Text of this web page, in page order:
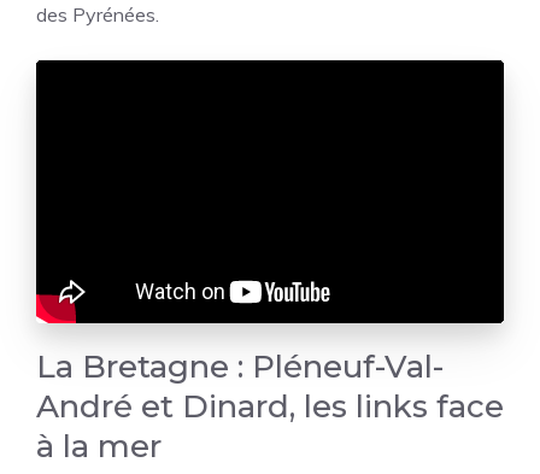
des Pyrénées.
La Bretagne : Pléneuf-Val-
André et Dinard, les links face
à la mer